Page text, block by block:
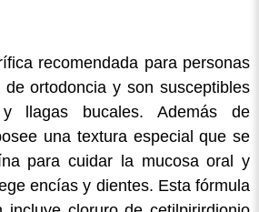
recomendada para personas
ortodoncia y son susceptibles
llagas bucales. Además de
una textura especial que se
para cuidar la mucosa oral y
encías y dientes. Esta fórmula